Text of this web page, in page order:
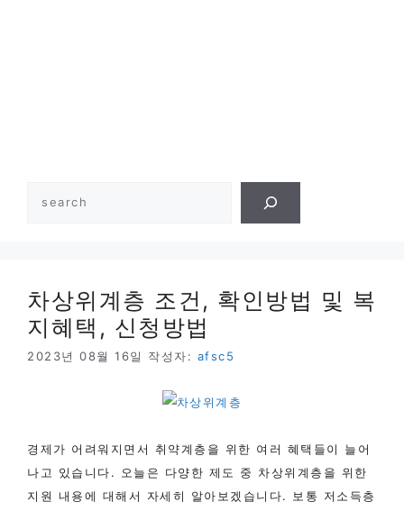
차상위계층 조건, 확인방법 및 복
지혜택, 신청방법
2023년 08월 16일 작성자: afsc5
경제가 어려워지면서 취약계층을 위한 여러 혜택들이 늘어
나고 있습니다. 오늘은 다양한 제도 중 차상위계층을 위한
지원 내용에 대해서 자세히 알아보겠습니다. 보통 저소득층